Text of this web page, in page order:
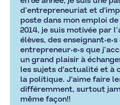
d’entrepreneuriat et
poste dans mon emploi
2014, je suis motivée par
élèves, des
entrepreneur•e•s que
un grand plaisir à
les sujets d'actualité et à
la politique. J'aime faire
différemment, surtout
même façon!!